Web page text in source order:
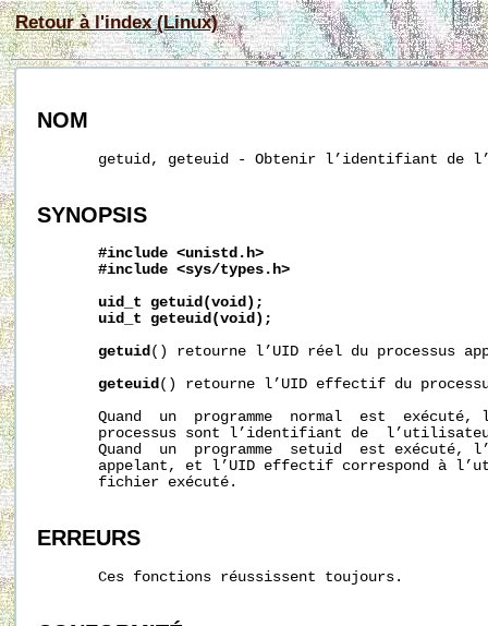
Retour à l'index (Linux)
NOM
getuid, geteuid - Obtenir l’identifiant de
SYNOPSIS
#include <unistd.h>
#include <sys/types.h>
uid_t getuid(void);
uid_t geteuid(void);
getuid() retourne l’UID réel du processus
geteuid() retourne l’UID effectif du
Quand  un  programme  normal  est  exécuté,
processus sont l’identifiant de
Quand  un  programme  setuid  est exécuté,
appelant, et l’UID effectif correspond à
       fichier exécuté.
ERREURS
       Ces fonctions réussissent toujours.